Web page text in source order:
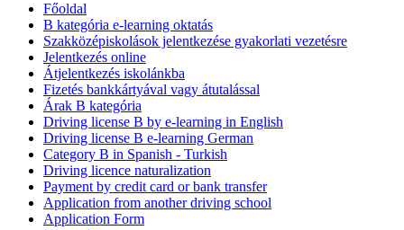
Főoldal
B kategória e-learning oktatás
Szakközépiskolások jelentkezése gyakorlati vezetésre
Jelentkezés online
Átjelentkezés iskolánkba
Fizetés bankkártyával vagy átutalással
Árak B kategória
Driving license B by e-learning in English
Driving license B e-learning German
Category B in Spanish - Turkish
Driving licence naturalization
Payment by credit card or bank transfer
Application from another driving school
Application Form